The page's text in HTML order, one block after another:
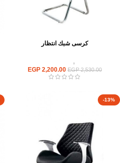
كرسى شبك انتظار
,
EGP2,530.00
EGP 2,200.00
-13%